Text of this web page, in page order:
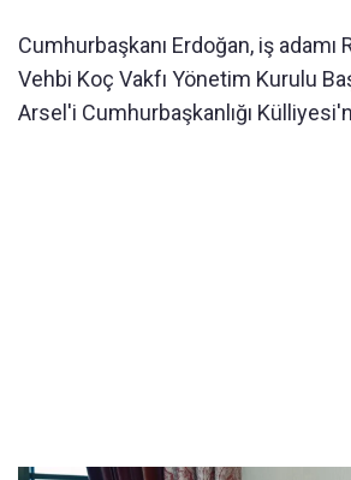
Cumhurbaşkanı Erdoğan, iş adamı
Vehbi Koç Vakfı Yönetim Kurulu
Arsel'i Cumhurbaşkanlığı